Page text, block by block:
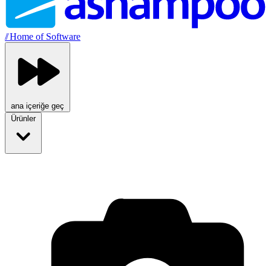
//Home of Software
ana içeriğe geç
Ürünler